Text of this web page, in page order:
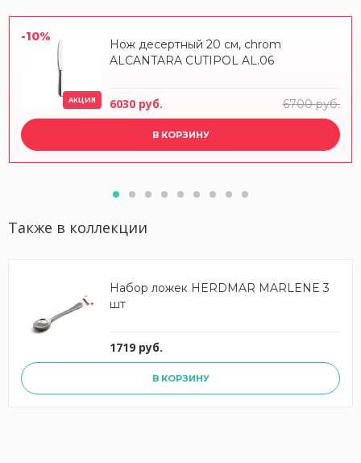
-10%
АКЦИЯ
Нож десертный 20 см, chrom
ALCANTARA CUTIPOL AL.06
6030 руб. 6700 руб.
В КОРЗИНУ
Также в коллекции
Набор ложек HERDMAR MARLENE 3
шт
1719 руб.
В КОРЗИНУ